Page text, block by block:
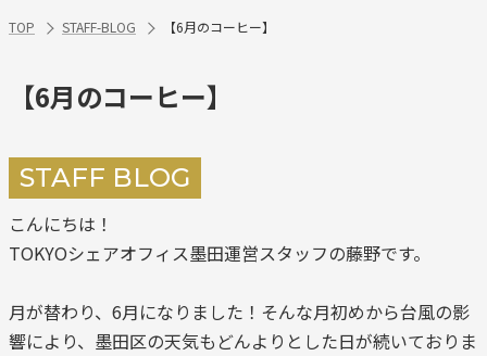
TOP STAFF-BLOG 【6月のコーヒー】
【6月のコーヒー】
STAFF BLOG
こんにちは！
TOKYOシェアオフィス墨田運営スタッフの藤野です。
月が替わり、6月になりました！そんな月初めから台風の影
響により、墨田区の天気もどんよりとした日が続いておりま